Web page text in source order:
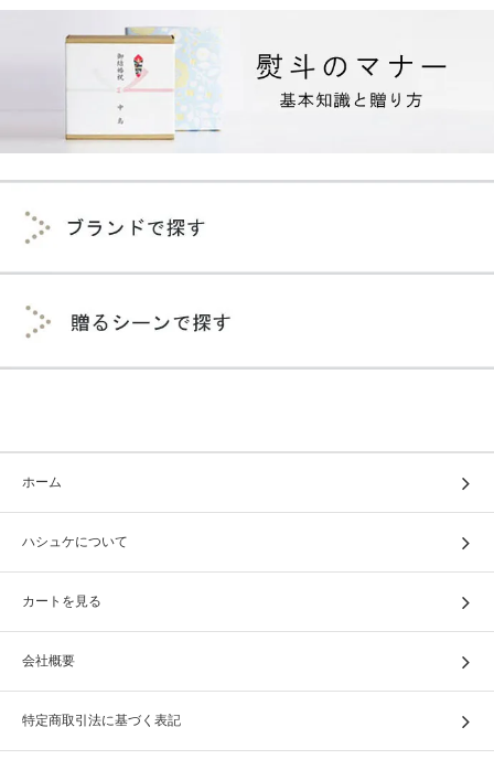
ホーム
ハシュケについて
カートを見る
会社概要
特定商取引法に基づく表記